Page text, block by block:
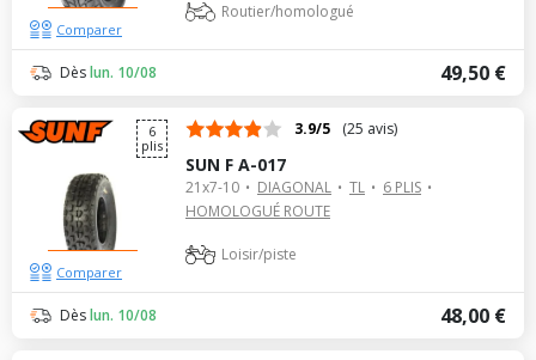
Routier/homologué
49,50 €
Dèslun. 10/08
Comparer
6
plis
3.9/5 (25 avis)
SUN F A-017
21x7-10 DIAGONAL TL
6 PLIS
HOMOLOGUÉ ROUTE
Loisir/piste
48,00 €
Dèslun. 10/08
Comparer